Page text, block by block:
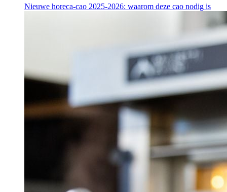
Nieuwe horeca-cao 2025-2026: waarom deze cao nodig is